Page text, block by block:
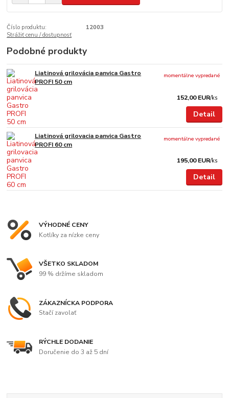
Číslo produktu:
12003
Strážiť cenu / dostupnosť
Podobné produkty
Liatinová grilovácia panvica Gastro
PROFI 50 cm
152,00 EUR/ks
momentálne vypredané
Detail
Liatinová grilovacia panvica Gastro
PROFI 60 cm
195,00 EUR/ks
momentálne vypredané
Detail
VÝHODNÉ CENY
Kotlíky za nízke ceny
VŠETKO SKLADOM
99 % držíme skladom
ZÁKAZNÍCKA PODPORA
Stačí zavolať
RÝCHLE DODANIE
Doručenie do 3 až 5 dní